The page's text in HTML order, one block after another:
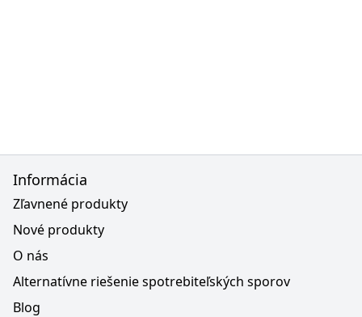
Informácia
Zľavnené produkty
Nové produkty
O nás
Alternatívne riešenie spotrebiteľských sporov
Blog